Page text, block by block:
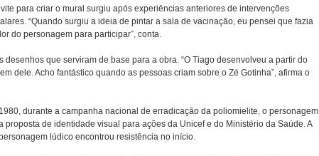
para criar o mural surgiu após experiências anteriores de intervenções
“Quando surgiu a ideia de pintar a sala de vacinação, eu pensei que fazia
do personagem para participar”, conta.
desenhos que serviram de base para a obra. “O Tiago desenvolveu a partir do
dele. Acho fantástico quando as pessoas criam sobre o Zé Gotinha”, afirma o
durante a campanha nacional de erradicação da poliomielite, o personagem
proposta de identidade visual para ações da Unicef e do Ministério da Saúde. A
lúdico encontrou resistência no início.